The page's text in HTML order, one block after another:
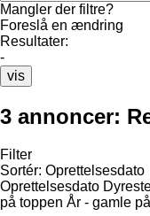
Mangler der filtre?
Foreslå en ændring
Resultater:
-
vis
3 annoncer:
Filter
Sortér: Oprettelsesdato
Oprettelsesdato
på toppen År - gamle